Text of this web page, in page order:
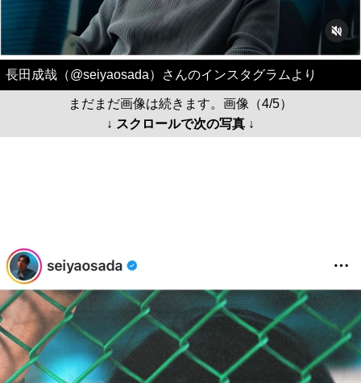
長田成哉（@seiyaosada）さんのインスタグラムより
まだまだ画像は続きます。画像（4/5）
↓ スクロールで次の写真 ↓